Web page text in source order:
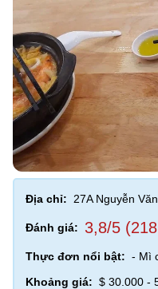
Địa chỉ: 27A Nguyễn
Đánh giá: 3,8/5
Thực đơn nổi bật: - Mì
Khoảng giá: $ 30.000 -